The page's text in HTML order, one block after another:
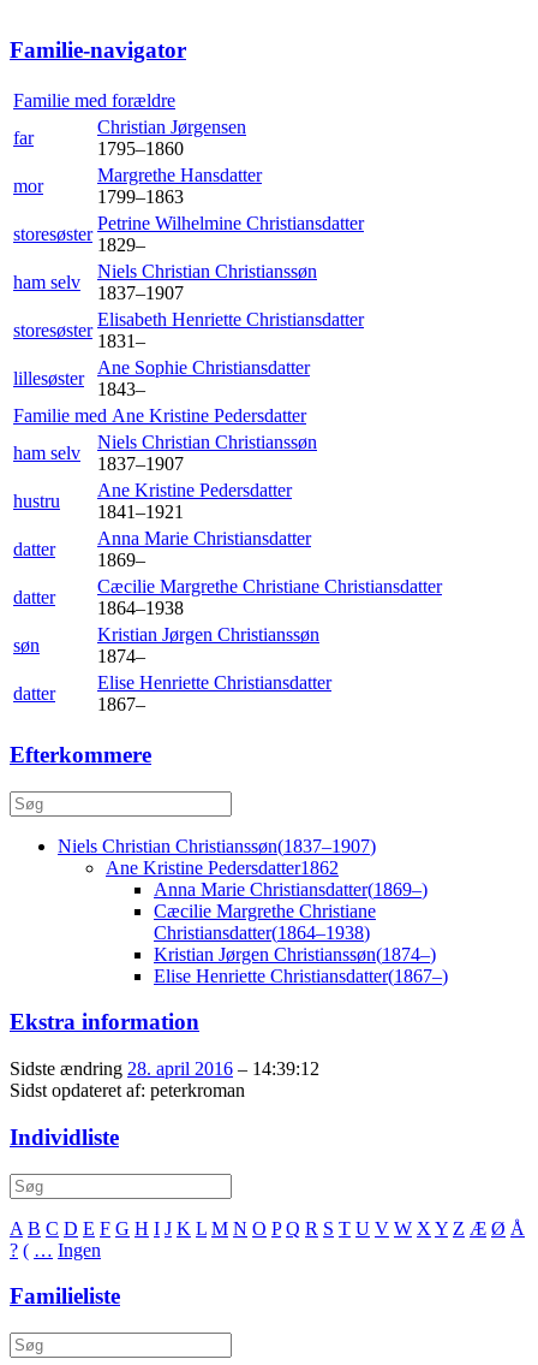
Familie-navigator
Familie med forældre
far
Christian Jørgensen
1795–1860
mor
Margrethe Hansdatter
1799–1863
storesøster
Petrine Wilhelmine Christiansdatter
1829–
ham selv
Niels Christian Christianssøn
1837–1907
storesøster
Elisabeth Henriette Christiansdatter
1831–
lillesøster
Ane Sophie Christiansdatter
1843–
Familie med Ane Kristine Pedersdatter
ham selv
Niels Christian Christianssøn
1837–1907
hustru
Ane Kristine Pedersdatter
1841–1921
datter
Anna Marie Christiansdatter
1869–
datter
Cæcilie Margrethe Christiane Christiansdatter
1864–1938
søn
Kristian Jørgen Christianssøn
1874–
datter
Elise Henriette Christiansdatter
1867–
Efterkommere
Niels Christian Christianssøn(1837–1907)
Ane Kristine Pedersdatter1862
Anna Marie Christiansdatter(1869–)
Cæcilie Margrethe Christiane
Christiansdatter(1864–1938)
Kristian Jørgen Christianssøn(1874–)
Elise Henriette Christiansdatter(1867–)
Ekstra information
Sidste ændring 28. april 2016 – 14:39:12
Sidst opdateret af: peterkroman
Individliste
A B C D E F G H I J K L M N O P Q R S T U V W X Y Z Æ Ø Å
? ( … Ingen
Familieliste